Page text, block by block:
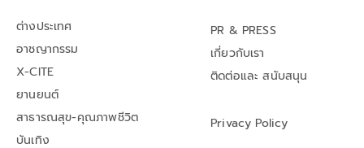
ต่างประเทศ
อาชญากรรม
X-CITE
ยานยนต์
สาธารณสุข-คุณภาพชีวิต
บันเทิง
PR & PRESS
เกี่ยวกับเรา
ติดต่อและ สนับสนุน
Privacy Policy